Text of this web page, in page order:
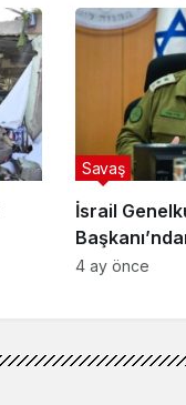
İsrail
uyarı
Savaş
4 ay önce